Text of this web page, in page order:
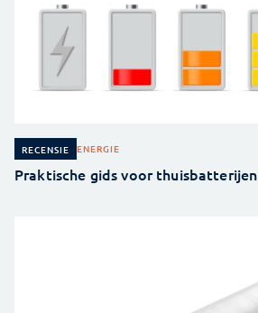
RECENSIE ENERGIE
Praktische gids voor thuisbatterijen